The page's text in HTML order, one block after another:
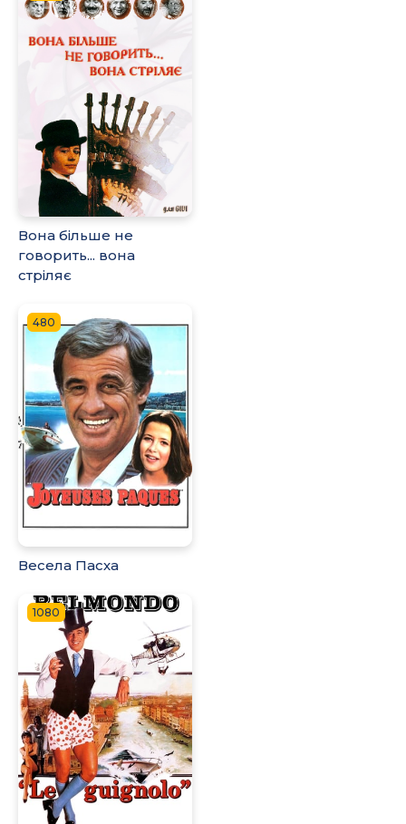
Вона більше не
говорить... вона
стріляє
480
Весела Пасха
1080